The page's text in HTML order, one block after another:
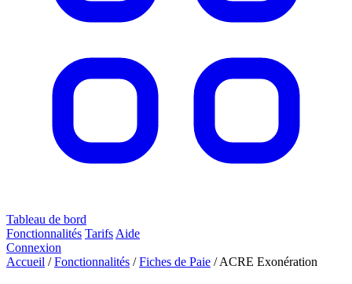
Tableau de bord
Fonctionnalités Tarifs Aide
Connexion
Accueil / Fonctionnalités / Fiches de Paie / ACRE Exonération